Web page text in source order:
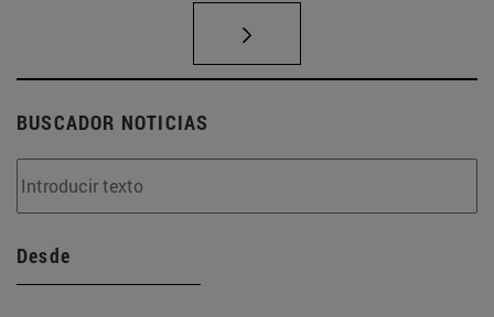
BUSCADOR NOTICIAS
Desde